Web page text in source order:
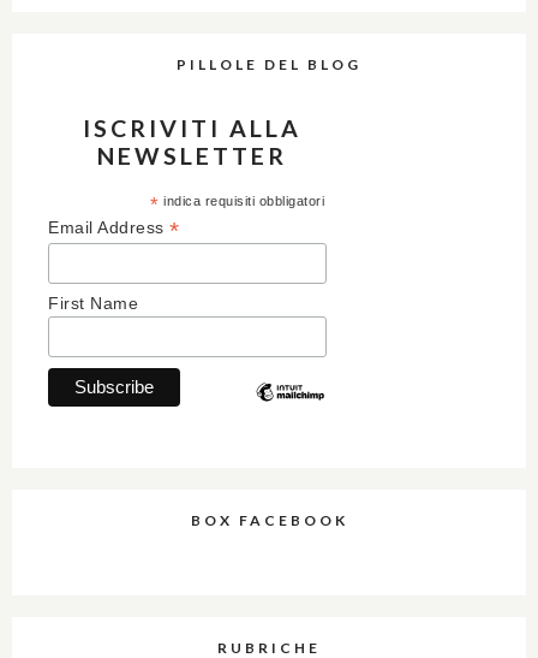
PILLOLE DEL BLOG
ISCRIVITI ALLA
NEWSLETTER
* indica requisiti obbligatori
Email Address *
First Name
BOX FACEBOOK
RUBRICHE